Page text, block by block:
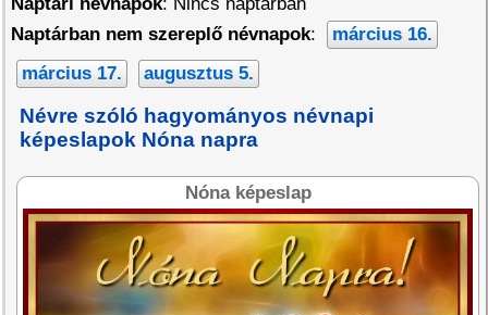
Naptárban nem szereplő névnapok:
március 16.
március 17.
augusztus 5.
Névre szóló hagyományos névnapi
képeslapok Nóna napra
Nóna képeslap